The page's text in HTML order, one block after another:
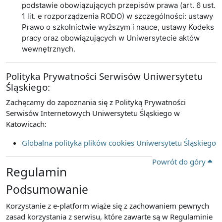
podstawie obowiązujących przepisów prawa (art. 6 ust.
1 lit. e rozporządzenia RODO) w szczególności: ustawy
Prawo o szkolnictwie wyższym i nauce, ustawy Kodeks
pracy oraz obowiązujących w Uniwersytecie aktów
wewnętrznych.
Polityka Prywatności Serwisów Uniwersytetu
Śląskiego:
Zachęcamy do zapoznania się z Polityką Prywatności
Serwisów Internetowych Uniwersytetu Śląskiego w
Katowicach:
Globalna polityka plików cookies Uniwersytetu Śląskiego
Powrót do góry
Regulamin
Podsumowanie
Korzystanie z e-platform wiąże się z zachowaniem pewnych
zasad korzystania z serwisu, które zawarte są w Regulaminie